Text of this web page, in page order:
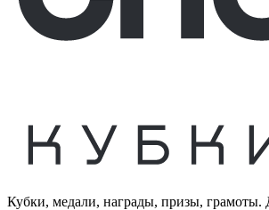
Кубки, медали, награды, призы, грамоты.